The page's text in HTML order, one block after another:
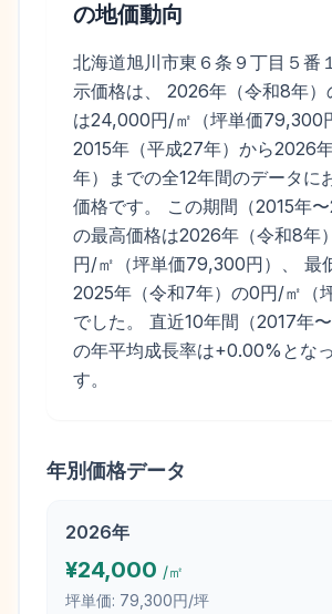
の地価動向
北海道旭川市東６条９丁目５番
示価格は、 2026年（令和8年）
は24,000円/㎡（坪単価79,300
2015年（平成27年）から2026
年）までの全12年間のデータに
価格です。 この期間（2015年〜
の最高価格は2026年（令和8年
円/㎡（坪単価79,300円）、 最
2025年（令和7年）の0円/㎡（
でした。 直近10年間（2017年〜
の年平均成長率は+0.00%とな
す。
年別価格データ
2026年
¥24,000 /㎡
坪単価: 79,300円/坪